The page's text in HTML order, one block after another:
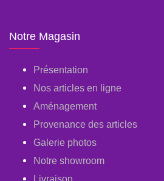
Notre Magasin
Présentation
Nos articles en ligne
Aménagement
Provenance des articles
Galerie photos
Notre showroom
Livraison